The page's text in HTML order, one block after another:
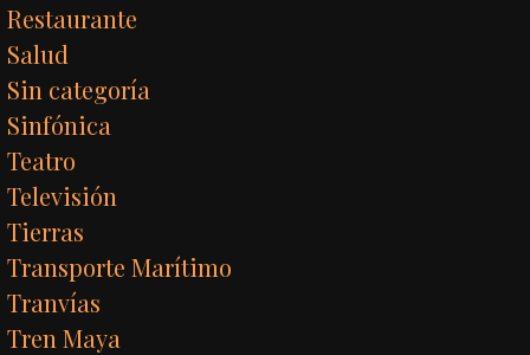
Restaurante
Salud
Sin categoría
Sinfónica
Teatro
Televisión
Tierras
Transporte Marítimo
Tranvías
Tren Maya